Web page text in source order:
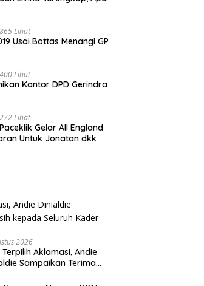
Lihat
Usai Bottas Menangi GP
Lihat
Kantor DPD Gerindra
Lihat
Gelar All England
Untuk Jonatan dkk
2026
Terpilih Aklamasi, Andie
Sampaikan Terima